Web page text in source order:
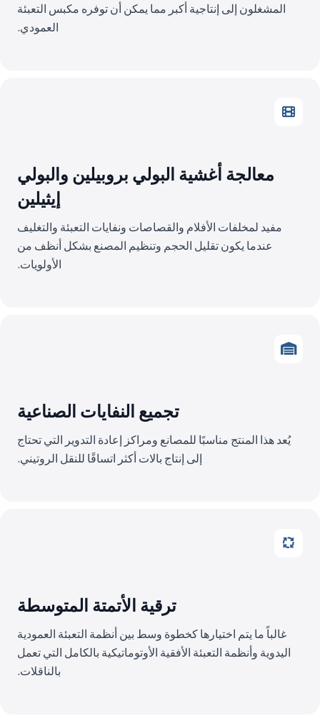
المشغلون إلى إنتاجية أكبر مما يمكن أن توفره مكبس التعبئة
العمودي.
معالجة أغشية البولي بروبيلين والبولي
إيثيلين
مفيد لمخلفات الأفلام والقصاصات ونفايات التعبئة والتغليف
عندما يكون تقليل الحجم وتنظيم المصنع بشكل أنظف من
الأولويات.
تجميع النفايات الصناعية
يُعد هذا المنتج مناسبًا للمصانع ومراكز إعادة التدوير التي تحتاج
إلى إنتاج بالات أكثر اتساقًا للنقل الروتيني.
ترقية الأتمتة المتوسطة
غالباً ما يتم اختيارها كخطوة وسط بين أنظمة التعبئة العمودية
اليدوية وأنظمة التعبئة الأفقية الأوتوماتيكية بالكامل التي تعمل
بالناقلات.